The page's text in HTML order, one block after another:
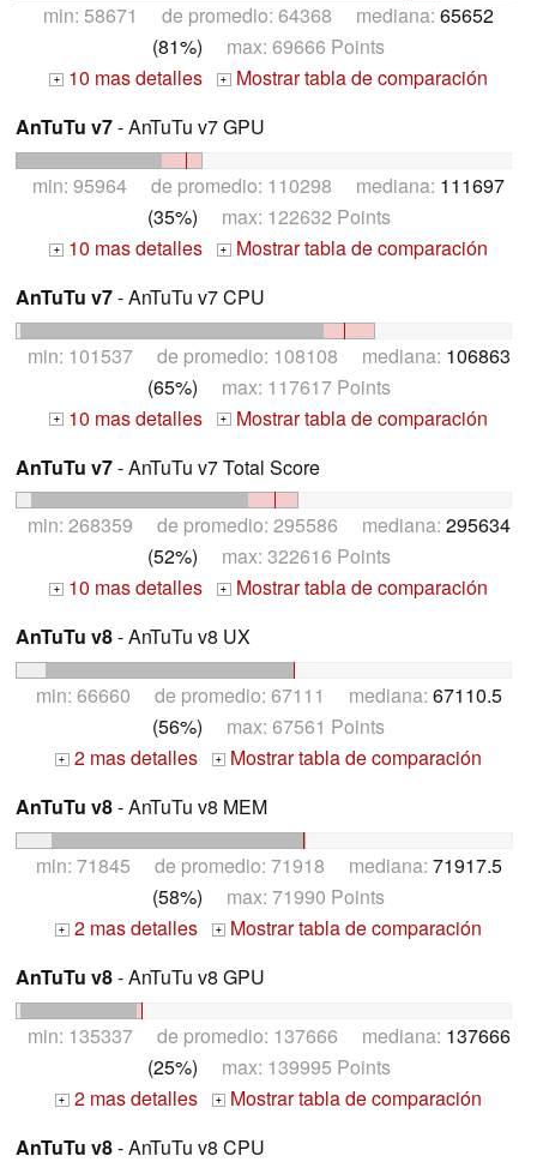
min: 58671 de promedio: 64368 mediana: 65652
(81%) max: 69666 Points
+ 10 mas detalles + Mostrar tabla de comparación
AnTuTu v7- AnTuTu v7 GPU
min: 95964 de promedio: 110298 mediana: 111697
(35%) max: 122632 Points
+ 10 mas detalles + Mostrar tabla de comparación
AnTuTu v7- AnTuTu v7 CPU
min: 101537 de promedio: 108108 mediana: 106863
(65%) max: 117617 Points
+ 10 mas detalles + Mostrar tabla de comparación
AnTuTu v7- AnTuTu v7 Total Score
min: 268359 de promedio: 295586 mediana: 295634
(52%) max: 322616 Points
+ 10 mas detalles + Mostrar tabla de comparación
AnTuTu v8- AnTuTu v8 UX
min: 66660 de promedio: 67111 mediana: 67110.5
(56%) max: 67561 Points
+ 2 mas detalles +
Mostrar tabla de comparación
AnTuTu v8- AnTuTu v8 MEM
min: 71845 de promedio: 71918 mediana: 71917.5
(58%) max: 71990 Points
+ 2 mas detalles +
Mostrar tabla de comparación
AnTuTu v8- AnTuTu v8 GPU
min: 135337 de promedio: 137666 mediana: 137666
(25%) max: 139995 Points
+ 2 mas detalles +
Mostrar tabla de comparación
AnTuTu v8- AnTuTu v8 CPU